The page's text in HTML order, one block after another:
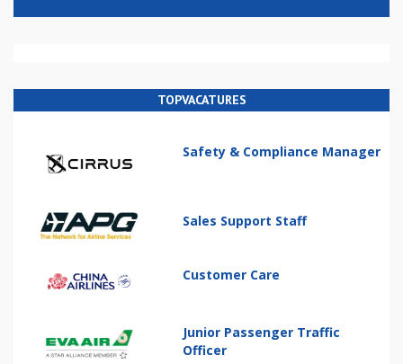
TOPVACATURES
Safety & Compliance Manager
Sales Support Staff
Customer Care
Junior Passenger Traffic
Officer